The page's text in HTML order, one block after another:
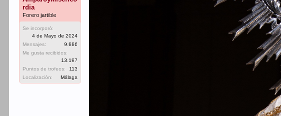
rdia
Forero jartible
Se incorporó:
4 de Mayo de 2024
Mensajes:
9.886
Me gusta recibidos:
13.197
Puntos de trofeos:
113
Localización:
Málaga